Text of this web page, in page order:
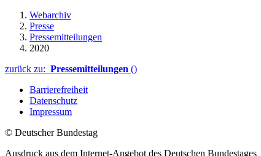
Webarchiv
Presse
Pressemitteilungen
2020
zurück zu: Pressemitteilungen ()
Barrierefreiheit
Datenschutz
Impressum
© Deutscher Bundestag
Ausdruck aus dem Internet-Angebot des Deutschen Bundestages